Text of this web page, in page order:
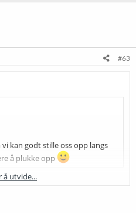
#63
vi kan godt stille oss opp langs
å plukke opp
å utvide...